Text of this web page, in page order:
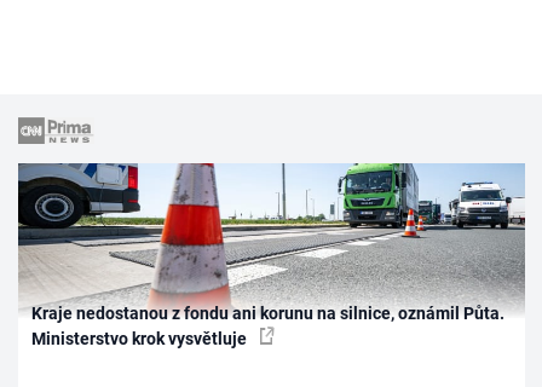
Kraje nedostanou z fondu ani korunu na silnice, oznámil Půta.
Ministerstvo krok vysvětluje